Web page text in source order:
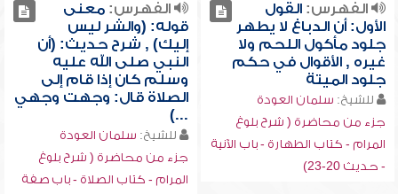
الفهرس:القول
الأول: أن الدباغ لا يطهر
جلود مأكول اللحم ولا
غيره , الأقوال في حكم
جلود الميتة
للشيخ: سلمان العودة
جزء من محاضرة ( شرح بلوغ
المرام - كتاب الطهارة - باب الآنية
- حديث 20-23)
الفهرس:معنى
قوله: (والشر ليس
إليك) , شرح حديث: (أن
النبي صلى الله عليه
وسلم كان إذا قام إلى
الصلاة قال: وجهت وجهي
...)
للشيخ: سلمان العودة
جزء من محاضرة ( شرح بلوغ
المرام - كتاب الصلاة - باب صفة